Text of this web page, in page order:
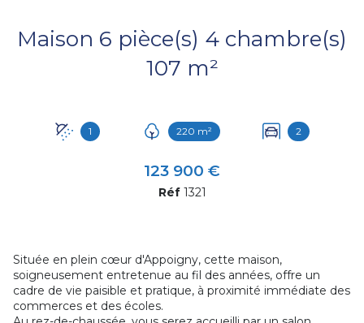
Maison 6 pièce(s) 4 chambre(s)
107 m²
1 220 m² 2
123 900 €
Réf 1321
Située en plein cœur d'Appoigny, cette maison,
soigneusement entretenue au fil des années, offre un
cadre de vie paisible et pratique, à proximité immédiate des
commerces et des écoles.